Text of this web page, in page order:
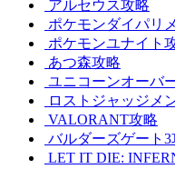
アルセウス攻略
ポケモンダイパリ
ポケモンユナイト
あつ森攻略
ユニコーンオーバ
ロストジャッジメ
VALORANT攻略
バルダーズゲート3
LET IT DIE: